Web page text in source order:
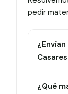
pedir
¿Qué